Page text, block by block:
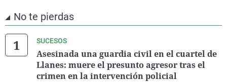
No te pierdas
SUCESOS
Asesinada una guardia civil en el cuartel de
Llanes: muere el presunto agresor tras el
crimen en la intervención policial